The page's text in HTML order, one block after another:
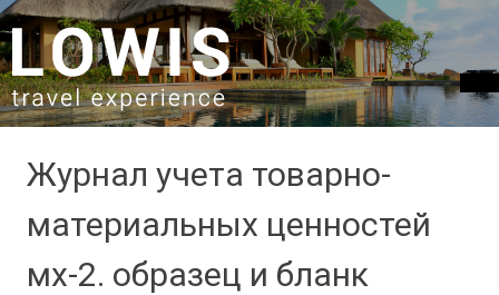
SKIP TO CONTENT
Журнал учета товарно-
материальных ценностей
мх-2. образец и бланк